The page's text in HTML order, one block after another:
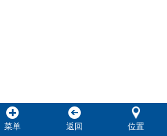
菜单 返回 位置